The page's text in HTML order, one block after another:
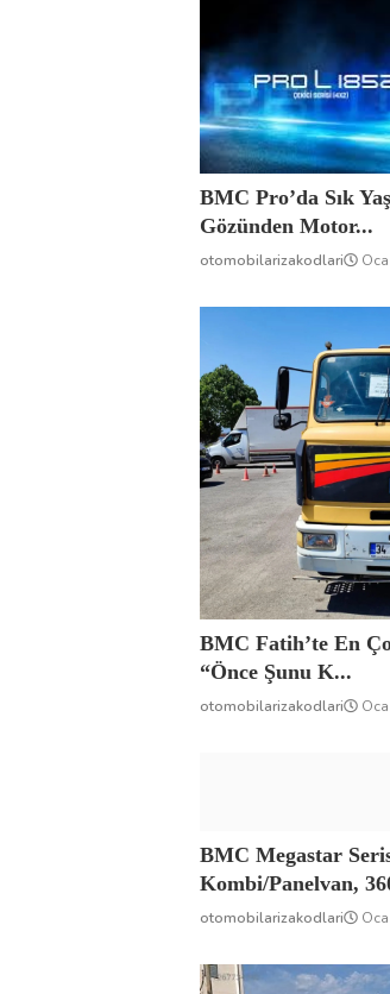
BMC Pro’da Sık
Gözünden Motor...
otomobilarizakodlari
BMC Fatih’te En
“Önce Şunu K...
otomobilarizakodlari
BMC Megastar
Kombi/Panelvan,
otomobilarizakodlari